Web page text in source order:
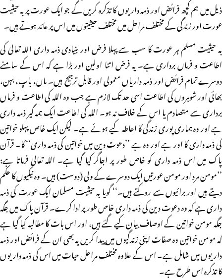
ذیل میں ہم کچھ فرائض اور ذمہ داریوں کا تذکرہ کریں گے جو ایک عورت پر بہ حیثیت
عورت اور زندگی کے مختلف مراحل میں مختلف حیثیتوں میں اس پر عائد ہوتے ہیں۔
بہ حیثیت مسلم ہر عورت کا سب سے پہلا فرض اور بنیادی ذمہ داری اللہ تعالیٰ کی
اطاعت و فرماں برداری ہے۔ یہ فرض اتنا اولین اور بڑا ہے کہ اس کے سامنے
دوسرے تمام فرائض اور ذمہ داریاں معمولی اور قابل ترجیح ہیں۔ ماں، باپ، بہن،
بھائی اور شوہروں کی اطاعت اسی حد تک لازم ہے جب وہ اللہ کی اطاعت و فرماں
برداری سے متصادم یا اس کے خلاف نہ ہو۔ اللہ کی اطاعت ایک ہمہ گیر ذمہ داری
ہے اور وہ ہماری پوری زندگی کا احاطہ کیے ہوئے ہے۔ لیکن ایک خاص پہلو خواتین
کی ذمہ داری کا اور ہے اور وہ ہے ’’دعوت دین میں خواتین کی ذمہ داری‘‘ کا۔ قرآن
پاک میں اس ذمہ داری کو خاص طور پر اجاگر کیا گیا ہے۔ اللہ تعالیٰ فرماتا ہے:
’’مومن مرد اور مومن عورتیں ایک دوسرے کے ولی (دوست) ہیں۔ وہ نیکیوں کا حکم
دیتے ہیں اور برائیوں سے روکتے ہیں۔‘‘ گویا بہ حیثیت مسلمان ایک عورت کی ذمہ
داری ہے کہ وہ دعوت دین کی ذمہ داری خاص طور پر ادا کرے۔ قرآن پاک میں جگہ
جگہ مومن خواتین کے اوصاف بیان کیے گئے ہیں، اور اس بات کا مطالبہ کیا گیا ہے
کہ مومن خواتین وہ صفات اپنی زندگیوں میں پیدا کریں یہ بھی ان کے فرائض اور ذمہ
داریوں میں شامل ہے۔ اس کے علاوہ مختلف مراحل حیات میں اس کی ذمہ داریوں
کا تذکرہ اس طرح ہے۔